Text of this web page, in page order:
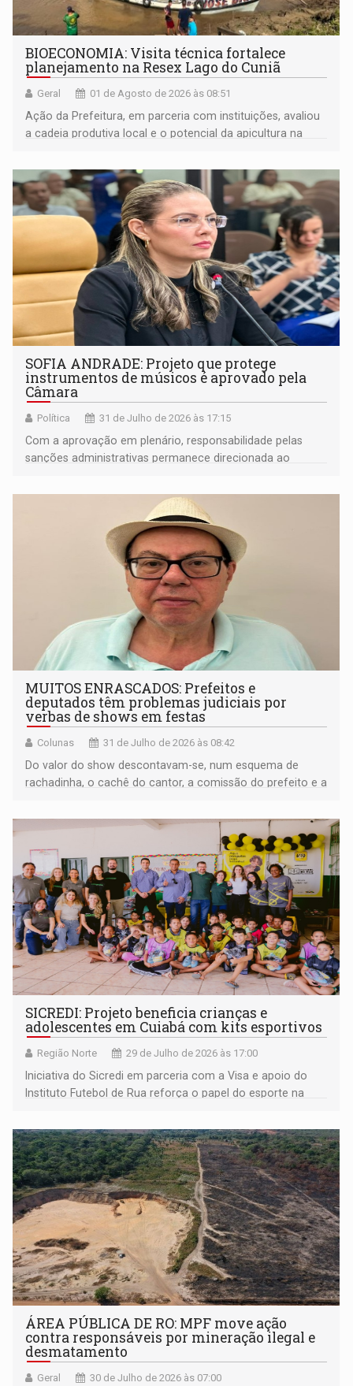
BIOECONOMIA: Visita técnica fortalece
planejamento na Resex Lago do Cuniã
Geral 01 de Agosto de 2026 às 08:51
Ação da Prefeitura, em parceria com instituições, avaliou
a cadeia produtiva local e o potencial da apicultura na
SOFIA ANDRADE: Projeto que protege
instrumentos de músicos é aprovado pela
Câmara
Política 31 de Julho de 2026 às 17:15
Com a aprovação em plenário, responsabilidade pelas
sanções administrativas permanece direcionada ao
da infração
MUITOS ENRASCADOS: Prefeitos e
deputados têm problemas judiciais por
verbas de shows em festas
Colunas 31 de Julho de 2026 às 08:42
Do valor do show descontavam-se, num esquema de
rachadinha, o cachê do cantor, a comissão do prefeito e a
SICREDI: Projeto beneficia crianças e
adolescentes em Cuiabá com kits esportivos
Região Norte 29 de Julho de 2026 às 17:00
Iniciativa do Sicredi em parceria com a Visa e apoio do
Instituto Futebol de Rua reforça o papel do esporte na
ÁREA PÚBLICA DE RO: MPF move ação
contra responsáveis por mineração ilegal e
desmatamento
Geral 30 de Julho de 2026 às 07:00